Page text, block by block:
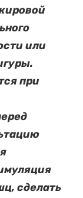
или
при
сделать